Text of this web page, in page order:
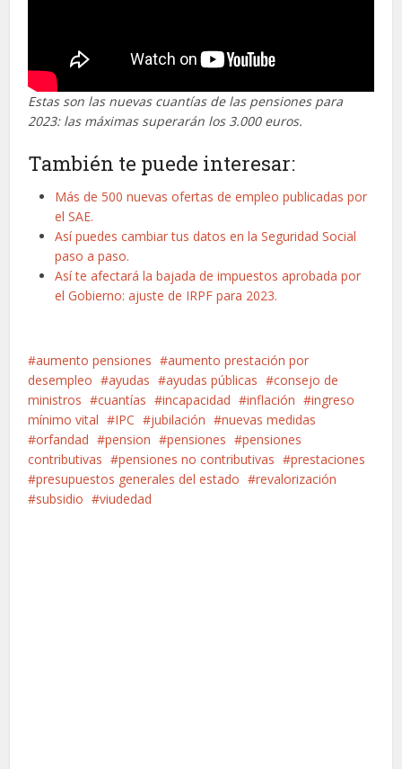
Estas son las nuevas cuantías de las pensiones para
2023: las máximas superarán los 3.000 euros.
También te puede interesar:
Más de 500 nuevas ofertas de empleo publicadas por
el SAE.
Así puedes cambiar tus datos en la Seguridad Social
paso a paso.
Así te afectará la bajada de impuestos aprobada por
el Gobierno: ajuste de IRPF para 2023.
aumento pensiones
aumento prestación por
desempleo
ayudas ayudas públicas
consejo de
ministros
cuantías incapacidad inflación
ingreso
mínimo vital
IPC jubilación
nuevas medidas
orfandad
pension pensiones
pensiones
contributivas
pensiones no contributivas
prestaciones
presupuestos generales del estado
revalorización
subsidio
viudedad